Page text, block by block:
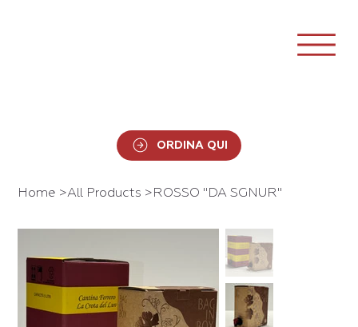
ORDINA QUI
Home >All Products > ROSSO "DA SGNUR"